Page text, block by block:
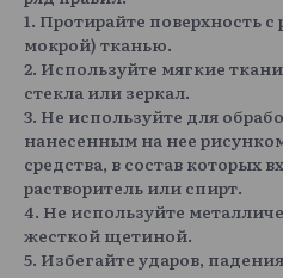
1. Протирайте поверхность
мокрой) тканью.
2. Используйте мягкие
стекла или зеркал.
3. Не используйте для
нанесенным на нее
средства, в состав которых
растворитель или спирт.
4. Не используйте
жесткой щетиной.
5. Избегайте ударов,